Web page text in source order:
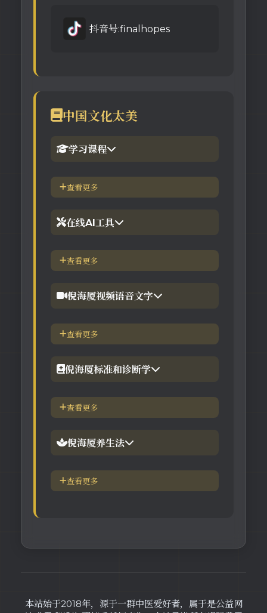
抖音号:finalhopes
中国文化太美
学习课程
1.倪海厦官网备份版
查看更多
在线AI工具
【工具】紫微斗数命理分析
查看更多
倪海厦视频语音文字
【视频】倪海厦-针灸大成
查看更多
倪海厦标准和诊断学
倪海厦简介-传奇人生
查看更多
倪海厦养生法
五脏逼毒法和易筋经
查看更多
本站始于2018年，源于一群中医爱好者，属于是公益网